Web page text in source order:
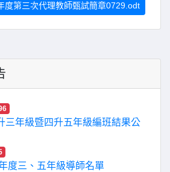
度第三次代理教師甄試簡章0729.odt
三年級暨四升五年級編班結果公
度三、五年級導師名單